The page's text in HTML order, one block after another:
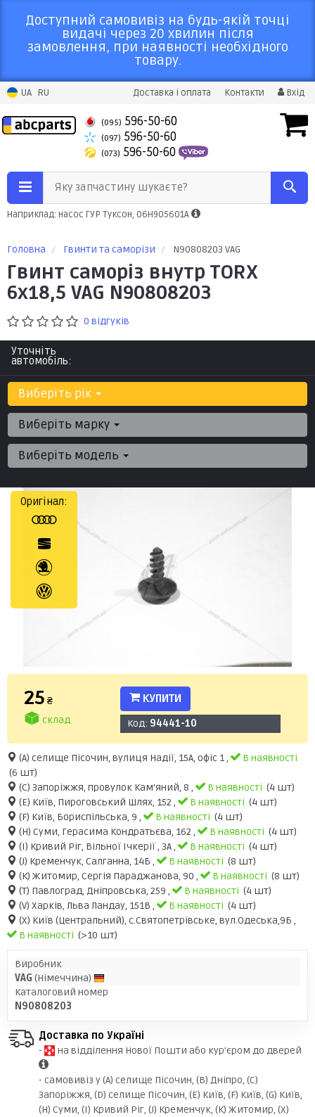
Доступний самовивіз на будь-якій точці
видачі через 20 хвилин після
замовлення, при наявності необхідного
товару.
UA RU Доставка і оплата Контакти Вхід
(095) 596-50-60
(097) 596-50-60
(073) 596-50-60
Яку запчастину шукаєте?
Наприклад: насос ГУР Туксон, 06H905601A
Головна Гвинти та саморізи N90808203 VAG
Гвинт саморіз внутр TORX
6х18,5 VAG N90808203
0 відгуків
Уточніть
автомобіль:
Виберіть рік
Виберіть марку
Виберіть модель
Оригінал:
25 ₴
склад
КУПИТИ
Код: 94441-10
(A) селище Пісочин, вулиця Надії, 15А, офіс 1 ,
В наявності
(6 шт)
(C) Запоріжжя, провулок Кам'яний, 8 ,
В наявності (4 шт)
(E) Київ, Пироговський Шлях, 152 ,
В наявності (4 шт)
(F) Київ, Бориспільська, 9 ,
В наявності (4 шт)
(H) Суми, Герасима Кондратьєва, 162 ,
В наявності (4 шт)
(I) Кривий Ріг, Вільної Ічкерії , 3А ,
В наявності (4 шт)
(J) Кременчук, Салганна, 14Б ,
В наявності (8 шт)
(K) Житомир, Сергія Параджанова, 90 ,
В наявності (8 шт)
(Т) Павлоград, Дніпровська, 259 ,
В наявності (4 шт)
(V) Харків, Льва Ландау, 151В ,
В наявності (4 шт)
(X) Київ (Центральний), с.Святопетрівське, вул.Одеська,9Б ,
В наявності (>10 шт)
Виробник
VAG (Німеччина)
Каталоговий номер
N90808203
Доставка по Україні
-
на відділення Нової Пошти або кур'єром до дверей
- самовивіз у (A) селище Пісочин, (B) Дніпро, (C)
Запоріжжя, (D) селище Пісочин, (E) Київ, (F) Київ, (G) Київ,
(H) Суми, (I) Кривий Ріг, (J) Кременчук, (K) Житомир, (X)